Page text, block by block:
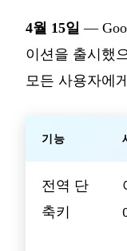
4월 15일 —
이션을 출시했
모든 사용자에
기능
전역 단
축키